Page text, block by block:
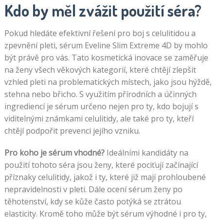
Kdo by měl zvážit použití séra?
Pokud hledáte efektivní řešení pro boj s celulitidou a
zpevnění pleti, sérum Eveline Slim Extreme 4D by mohlo
být právě pro vás. Tato kosmetická inovace se zaměřuje
na ženy všech věkových kategorií, které chtějí zlepšit
vzhled pleti na problematických místech, jako jsou hýždě,
stehna nebo břicho. S využitím přírodních a účinných
ingrediencí je sérum určeno nejen pro ty, kdo bojují s
viditelnými známkami celulitidy, ale také pro ty, kteří
chtějí podpořit prevenci jejího vzniku.
Pro koho je sérum vhodné?Ideálními kandidáty na
použití tohoto séra jsou ženy, které pociťují začínající
příznaky celulitidy, jakož i ty, které již mají prohloubené
nepravidelnosti v pleti. Dále ocení sérum ženy po
těhotenství, kdy se kůže často potýká se ztrátou
elasticity. Kromě toho může být sérum výhodné i pro ty,